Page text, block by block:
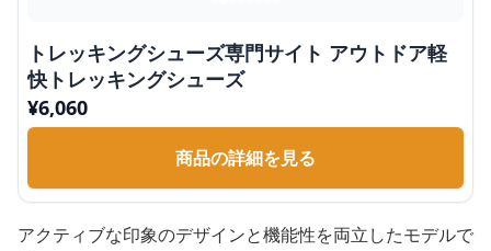
トレッキングシューズ専門サイト アウトドア軽
快トレッキングシューズ
¥6,060
商品の詳細を見る
アクティブな印象のデザインと機能性を両立したモデルで